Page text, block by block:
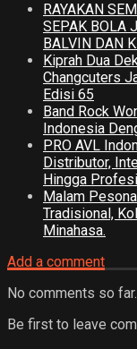
RAYAKAN
SEPAK BOLA
BALVIN DAN
Kiprah Dua
Changcuters
Edisi 65
Band Rock
Indonesia
PRO AVL
Distributor,
Hingga
Malam
Tradisional,
Minahasa.
Add a comment
No comments so far.
Be first to leave